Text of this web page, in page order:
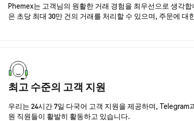
Phemex는 고객님의 원활한 거래 경험을 최우선으로 생각
은 초당 최대 30만 건의 거래를 처리할 수 있으며, 주문에 대
최고 수준의 고객 지원
우리는 24시간 7일 다국어 고객 지원을 제공하며, Telegram
원 직원들이 활발히 활동하고 있습니다.